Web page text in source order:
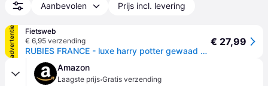
Aanbevolen Prijs incl. levering
advertentie
Fietsweb
€ 6,95 verzending
RUBIES FRANCE - luxe harry potter gewaad voor kinderen - 158/170 ( 14-16 jaar )
€ 27,99
Amazon
Laagste prijs·Gratis verzending